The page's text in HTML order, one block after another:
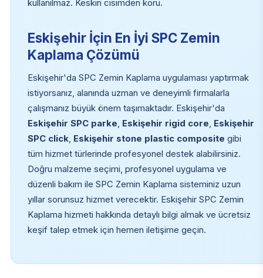
kullanılmaz. Keskin cisimden koru.
Eskişehir İçin En İyi SPC Zemin
Kaplama Çözümü
Eskişehir'da SPC Zemin Kaplama uygulaması yaptırmak
istiyorsanız, alanında uzman ve deneyimli firmalarla
çalışmanız büyük önem taşımaktadır. Eskişehir'da
Eskişehir SPC parke, Eskişehir rigid core, Eskişehir
SPC click, Eskişehir stone plastic composite gibi
tüm hizmet türlerinde profesyonel destek alabilirsiniz.
Doğru malzeme seçimi, profesyonel uygulama ve
düzenli bakım ile SPC Zemin Kaplama sisteminiz uzun
yıllar sorunsuz hizmet verecektir. Eskişehir SPC Zemin
Kaplama hizmeti hakkında detaylı bilgi almak ve ücretsiz
keşif talep etmek için hemen iletişime geçin.